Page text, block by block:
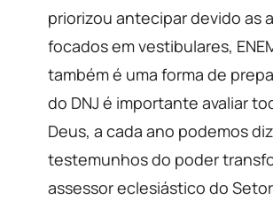
priorizou antecipar devido as
focados em vestibulares,
também é uma forma de
do DNJ é importante avaliar
Deus, a cada ano podemos
testemunhos do poder
assessor eclesiástico do